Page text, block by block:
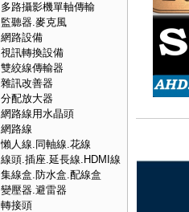
多路攝影機單軸傳輸
監聽器.麥克風
網路設備
視訊轉換設備
雙絞線傳輸器
雜訊改善器
分配放大器
網路線用水晶頭
網路線
懶人線.同軸線.花線
線頭.插座.延長線.HDMI線
集線盒.防水盒.配線盒
變壓器.避雷器
轉接頭